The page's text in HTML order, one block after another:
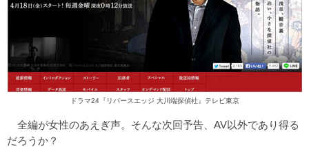
ドラマ24『リバースエッジ 大川端探偵社』テレビ東京
全編が女性のあえぎ声。そんな次回予告、AV以外であり得る
だろうか？